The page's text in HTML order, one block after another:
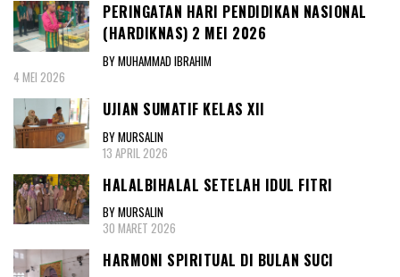
PERINGATAN HARI PENDIDIKAN NASIONAL
(HARDIKNAS) 2 MEI 2026
BY MUHAMMAD IBRAHIM
4 MEI 2026
UJIAN SUMATIF KELAS XII
BY MURSALIN
13 APRIL 2026
HALALBIHALAL SETELAH IDUL FITRI
BY MURSALIN
30 MARET 2026
HARMONI SPIRITUAL DI BULAN SUCI